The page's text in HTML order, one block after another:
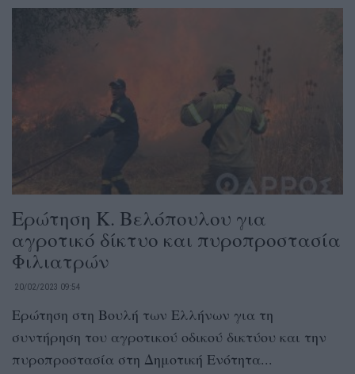
Ερώτηση Κ. Βελόπουλου για
αγροτικό δίκτυο και πυροπροστασία
Φιλιατρών
20/02/2023 09:54
Ερώτηση στη Βουλή των Ελλήνων για τη
συντήρηση του αγροτικού οδικού δικτύου και την
πυροπροστασία στη Δημοτική Ενότητα...